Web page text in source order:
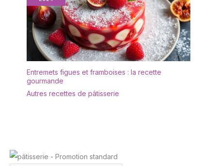
Entremets figues et framboises : la recette
gourmande
Autres recettes de pâtisserie